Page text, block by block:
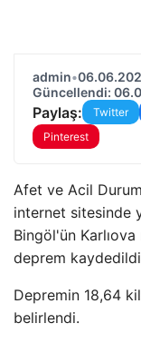
admin•
Güncellendi:
Paylaş: Twitter
Pinterest
Afet ve Acil Durum
internet sitesinde
Bingöl'ün
deprem
Depremin 18,64
belirlendi.